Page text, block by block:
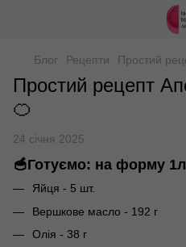
Блог Рецепти Простий
Простий рецепт
🍊
24 січня 2025
🥣Готуємо: на форму 1л
Яйця - 5 шт.
Вершкове масло - 192 г
Олія - 38 г